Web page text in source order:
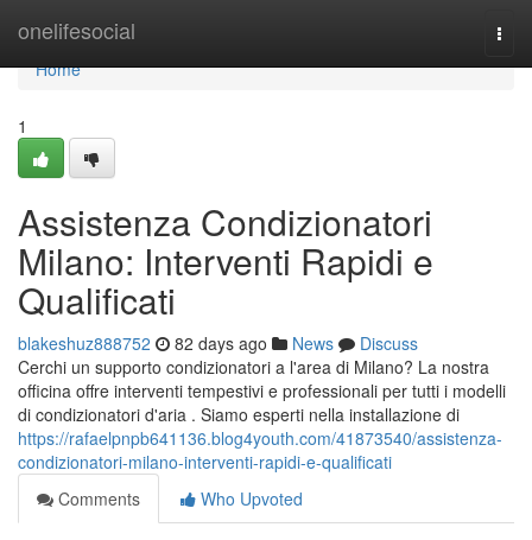
onelifesocial
Home
Home
1
Assistenza Condizionatori
Milano: Interventi Rapidi e
Qualificati
blakeshuz888752 82 days ago News
Discuss
Cerchi un supporto condizionatori a l'area di Milano? La nostra
officina offre interventi tempestivi e professionali per tutti i modelli
di condizionatori d'aria . Siamo esperti nella installazione di
https://rafaelpnpb641136.blog4youth.com/41873540/assistenza-
condizionatori-milano-interventi-rapidi-e-qualificati
Comments
Who Upvoted